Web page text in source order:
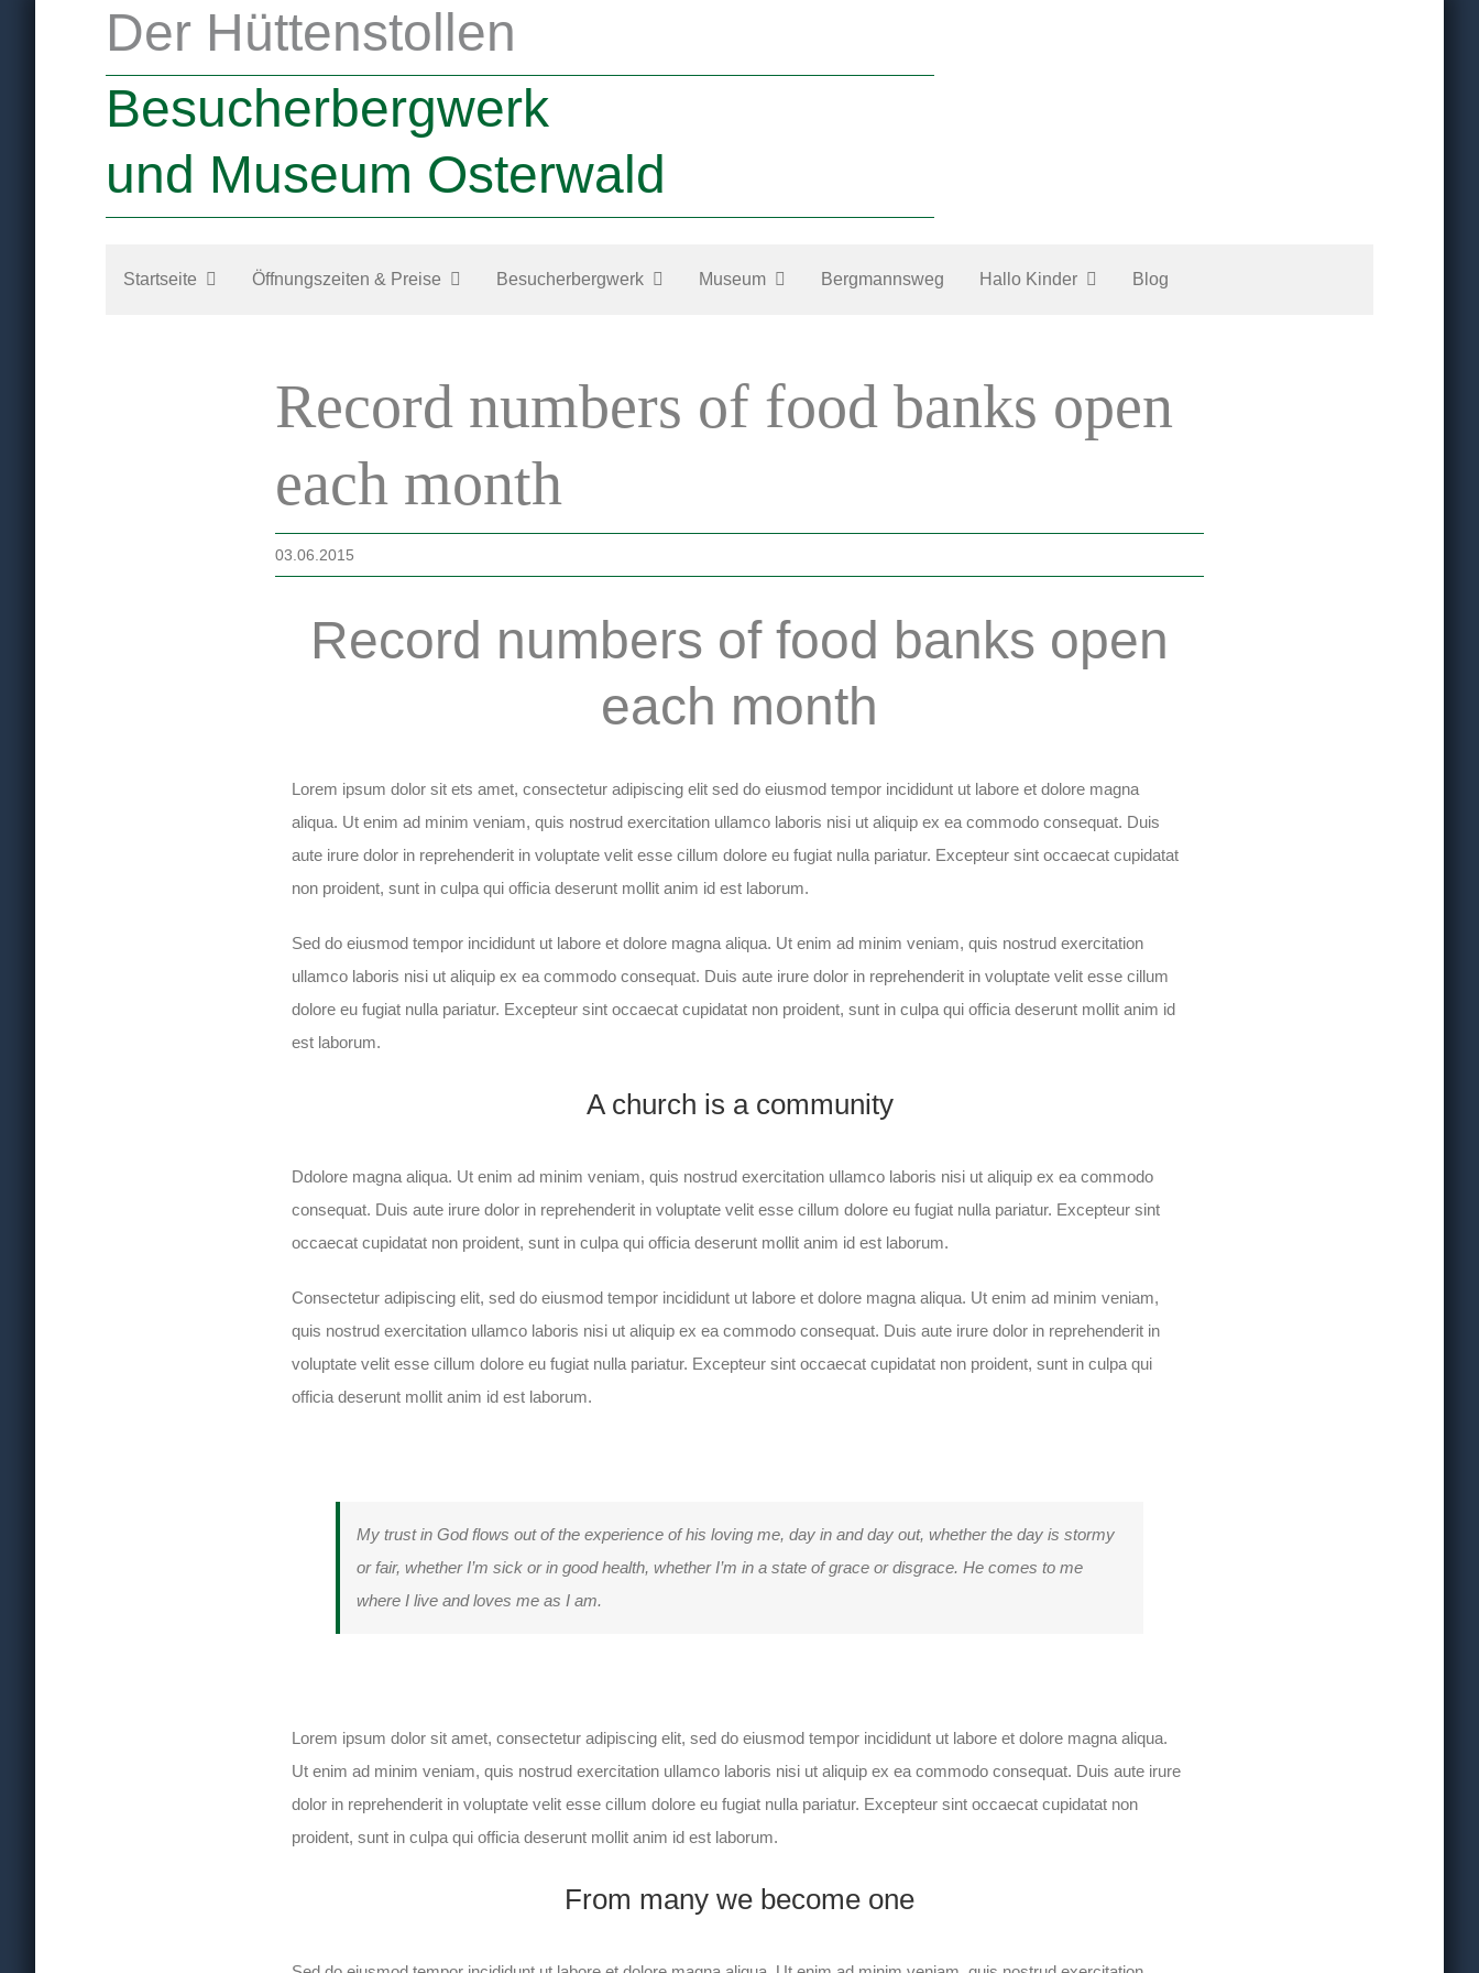
Der Hüttenstollen
Besucherbergwerk
und Museum Osterwald
Startseite Öffnungszeiten & Preise Besucherbergwerk Museum Bergmannsweg Hallo Kinder Blog
Record numbers of food banks open
each month
03.06.2015
Record numbers of food banks open
each month
Lorem ipsum dolor sit ets amet, consectetur adipiscing elit sed do eiusmod tempor incididunt ut labore et dolore magna
aliqua. Ut enim ad minim veniam, quis nostrud exercitation ullamco laboris nisi ut aliquip ex ea commodo consequat. Duis
aute irure dolor in reprehenderit in voluptate velit esse cillum dolore eu fugiat nulla pariatur. Excepteur sint occaecat cupidatat
non proident, sunt in culpa qui officia deserunt mollit anim id est laborum.
Sed do eiusmod tempor incididunt ut labore et dolore magna aliqua. Ut enim ad minim veniam, quis nostrud exercitation
ullamco laboris nisi ut aliquip ex ea commodo consequat. Duis aute irure dolor in reprehenderit in voluptate velit esse cillum
dolore eu fugiat nulla pariatur. Excepteur sint occaecat cupidatat non proident, sunt in culpa qui officia deserunt mollit anim id
est laborum.
A church is a community
Ddolore magna aliqua. Ut enim ad minim veniam, quis nostrud exercitation ullamco laboris nisi ut aliquip ex ea commodo
consequat. Duis aute irure dolor in reprehenderit in voluptate velit esse cillum dolore eu fugiat nulla pariatur. Excepteur sint
occaecat cupidatat non proident, sunt in culpa qui officia deserunt mollit anim id est laborum.
Consectetur adipiscing elit, sed do eiusmod tempor incididunt ut labore et dolore magna aliqua. Ut enim ad minim veniam,
quis nostrud exercitation ullamco laboris nisi ut aliquip ex ea commodo consequat. Duis aute irure dolor in reprehenderit in
voluptate velit esse cillum dolore eu fugiat nulla pariatur. Excepteur sint occaecat cupidatat non proident, sunt in culpa qui
officia deserunt mollit anim id est laborum.
My trust in God flows out of the experience of his loving me, day in and day out, whether the day is stormy
or fair, whether I’m sick or in good health, whether I’m in a state of grace or disgrace. He comes to me
where I live and loves me as I am.
Lorem ipsum dolor sit amet, consectetur adipiscing elit, sed do eiusmod tempor incididunt ut labore et dolore magna aliqua.
Ut enim ad minim veniam, quis nostrud exercitation ullamco laboris nisi ut aliquip ex ea commodo consequat. Duis aute irure
dolor in reprehenderit in voluptate velit esse cillum dolore eu fugiat nulla pariatur. Excepteur sint occaecat cupidatat non
proident, sunt in culpa qui officia deserunt mollit anim id est laborum.
From many we become one